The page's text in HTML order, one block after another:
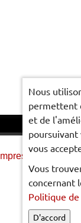
Impressum
Nous
permettent
et de
poursuivant
vous
Vous
concernant
Politique
D'accord